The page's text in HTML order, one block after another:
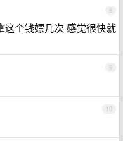
8
这个钱嫖几次 感觉很快就
9
10